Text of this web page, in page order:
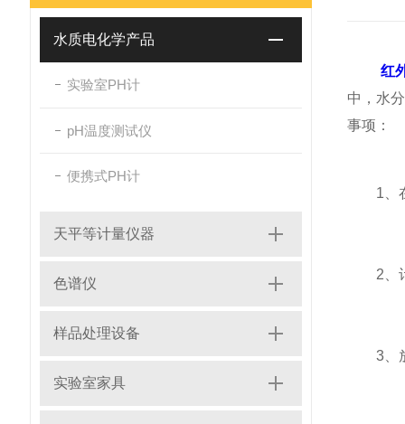
水质电化学产品
实验室PH计
pH温度测试仪
便携式PH计
天平等计量仪器
色谱仪
样品处理设备
实验室家具
红
中，水
事项：
1、在
2、计
3、放